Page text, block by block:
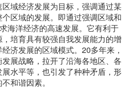
域经济发展为目标，强调通过某
区域的发展。即通过强调区域和
海洋经济的高速发展。它有利于
培育具有较强自我发展能力的增
济发展的区域模式。20多年来，
展战略，拉开了沿海各地区、各
水平等，也引发了种种矛盾，形
和谐因素。